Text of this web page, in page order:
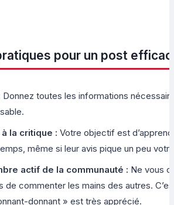
pour un post
Donnez toutes les informations
la critique : Votre objectif est
même si leur avis pique un peu
actif de la communauté : Ne vous
de commenter les mains des autres.
donnant » est très apprécié.